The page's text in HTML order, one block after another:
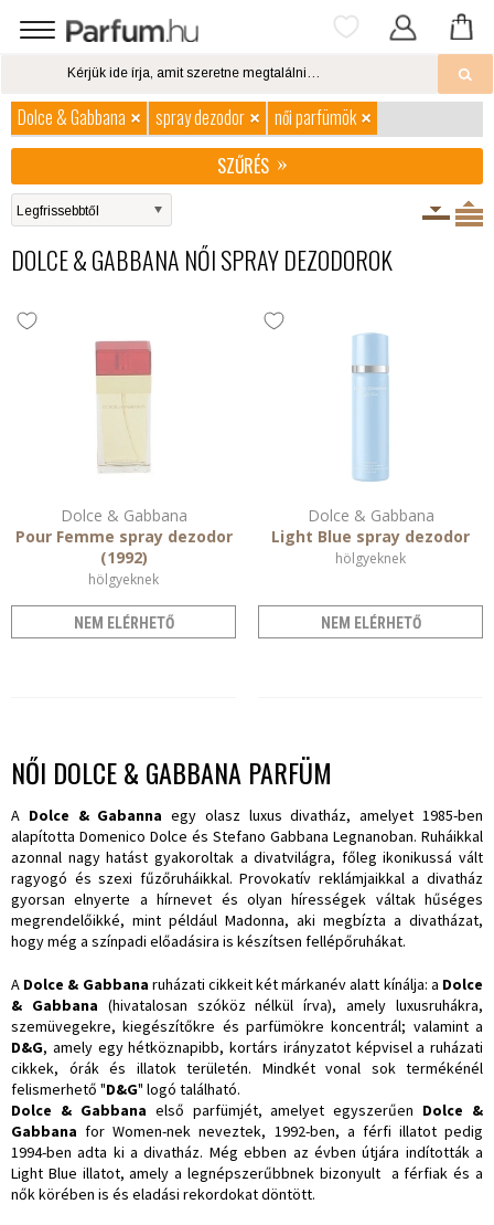
Dolce & Gabbana spray dezodor
női parfümök
SZŰRÉS
DOLCE & GABBANA NŐI SPRAY DEZODOROK
Dolce & Gabbana
Pour Femme spray dezodor
(1992)
hölgyeknek
NEM ELÉRHETŐ
Dolce & Gabbana
Light Blue spray dezodor
hölgyeknek
NEM ELÉRHETŐ
NŐI DOLCE & GABBANA PARFÜM
A Dolce & Gabanna egy olasz luxus divatház, amelyet 1985-ben
alapította Domenico Dolce és Stefano Gabbana Legnanoban. Ruháikkal
azonnal nagy hatást gyakoroltak a divatvilágra, főleg ikonikussá vált
ragyogó és szexi fűzőruháikkal. Provokatív reklámjaikkal a divatház
gyorsan elnyerte a hírnevet és olyan hírességek váltak hűséges
megrendelőikké, mint például Madonna, aki megbízta a divatházat,
hogy még a színpadi előadásira is készítsen fellépőruhákat.
A Dolce & Gabbana ruházati cikkeit két márkanév alatt kínálja: a Dolce
& Gabbana (hivatalosan szóköz nélkül írva), amely luxusruhákra,
szemüvegekre, kiegészítőkre és parfümökre koncentrál; valamint a
D&G, amely egy hétköznapibb, kortárs irányzatot képvisel a ruházati
cikkek, órák és illatok területén. Mindkét vonal sok termékénél
felismerhető "D&G" logó található.
Dolce & Gabbana első parfümjét, amelyet egyszerűen Dolce &
Gabbanafor Women-nek neveztek, 1992-ben, a férfi illatot pedig
1994-ben adta ki a divatház. Még ebben az évben útjára indították a
Light Blue illatot, amely a legnépszerűbbnek bizonyult a férfiak és a
nők körében is és eladási rekordokat döntött.